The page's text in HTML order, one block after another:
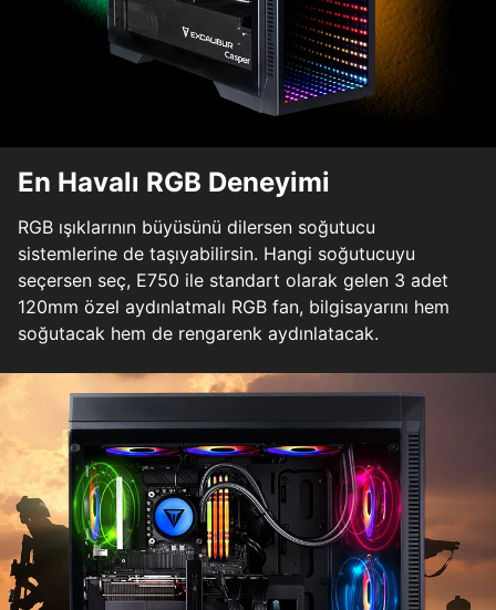
En Havalı RGB Deneyimi
RGB ışıklarının büyüsünü dilersen soğutucu
sistemlerine de taşıyabilirsin. Hangi soğutucuyu
seçersen seç, E750 ile standart olarak gelen 3 adet
120mm özel aydınlatmalı RGB fan, bilgisayarını hem
soğutacak hem de rengarenk aydınlatacak.